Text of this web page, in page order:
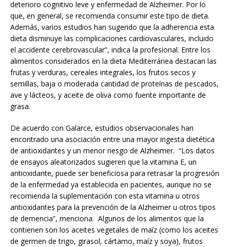
deterioro cognitivo leve y enfermedad de Alzheimer. Por lo
que, en general, se recomienda consumir este tipo de dieta.
Además, varios estudios han sugerido que la adherencia esta
dieta disminuye las complicaciones cardiovasculares, incluido
el accidente cerebrovascular”, indica la profesional. Entre los
alimentos considerados en la dieta Mediterránea destacan las
frutas y verduras, cereales integrales, los frutos secos y
semillas, baja o moderada cantidad de proteínas de pescados,
ave y lácteos, y aceite de oliva como fuente importante de
grasa.
De acuerdo con Galarce, estudios observacionales han
encontrado una asociación entre una mayor ingesta dietética
de antioxidantes y un menor riesgo de Alzheimer. “Los datos
de ensayos aleatorizados sugieren que la vitamina E, un
antioxidante, puede ser beneficiosa para retrasar la progresión
de la enfermedad ya establecida en pacientes, aunque no se
recomienda la suplementación con esta vitamina u otros
antioxidantes para la prevención de la Alzheimer u otros tipos
de demencia”, menciona. Algunos de los alimentos que la
contienen son los aceites vegetales de maíz (como los aceites
de germen de trigo, girasol, cártamo, maíz y soya), frutos